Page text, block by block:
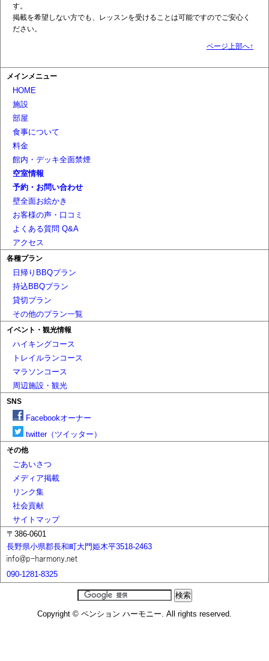
す。
掲載を希望しない方でも、レッスンを受けることは可能ですのでご安心く
ださい。
ページ上部へ↑
メインメニュー
HOME
施設
部屋
食事について
料金
館内・デッキ全面禁煙
空室情報
予約・お問い合わせ
壁全面お絵かき
お客様の声・口コミ
よくある質問 Q&A
アクセス
各種プラン
日帰りBBQプラン
持込BBQプラン
貸切プラン
その他のプラン一覧
イベント・観光情報
ハイキングコース
トレイルランコース
マラソンコース
周辺施設・観光
SNS
Facebookオーナー
twitter（ツイッター）
その他
ごあいさつ
メディア掲載
リンク集
社会貢献
サイトマップ
〒386-0601
長野県小県郡長和町大門姫木平3518-2463
090-1281-8325
Copyright © ペンション ハーモニー. All rights reserved.